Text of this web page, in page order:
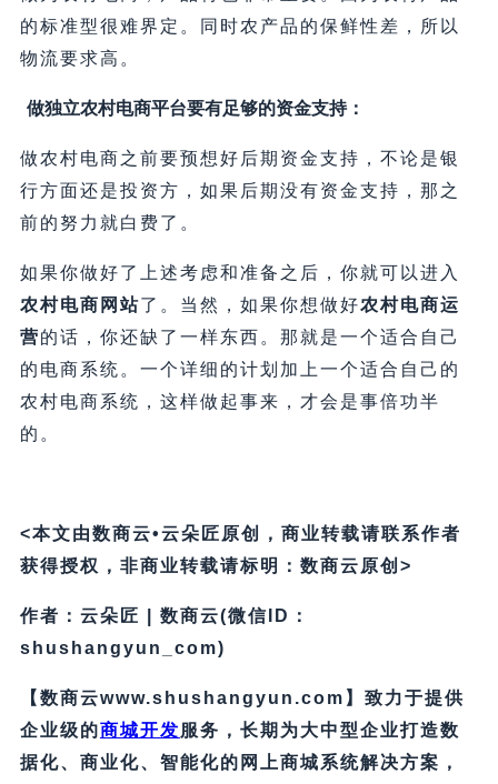
的标准型很难界定。同时农产品的保鲜性差，所以
物流要求高。
做独立农村电商平台要有足够的资金支持：
做农村电商之前要预想好后期资金支持，不论是银
行方面还是投资方，如果后期没有资金支持，那之
前的努力就白费了。
如果你做好了上述考虑和准备之后，你就可以进入
农村电商网站了。当然，如果你想做好农村电商运
营的话，你还缺了一样东西。那就是一个适合自己
的电商系统。一个详细的计划加上一个适合自己的
农村电商系统，这样做起事来，才会是事倍功半
的。
<本文由数商云•云朵匠原创，商业转载请联系作者
获得授权，非商业转载请标明：数商云原创>
作者：云朵匠 | 数商云(微信ID：
shushangyun_com)
【数商云www.shushangyun.com】致力于提供
企业级的商城开发服务，长期为大中型企业打造数
据化、商业化、智能化的网上商城系统解决方案，